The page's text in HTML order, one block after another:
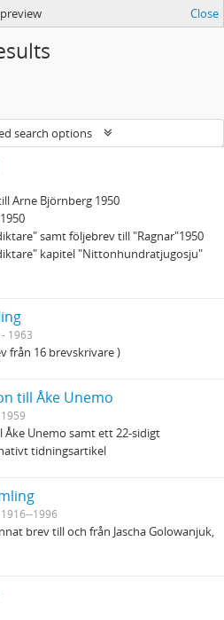
Close
search options
Arne Björnberg 1950
samt följebrev till "Ragnar"1950
kapitel "Nittonhundratjugosju"
1963
från 16 brevskrivare )
till Åke Unemo
1959
Unemo samt ett 22-sidigt
tidningsartikel
1916--1996
brev till och från Jascha Golowanjuk,